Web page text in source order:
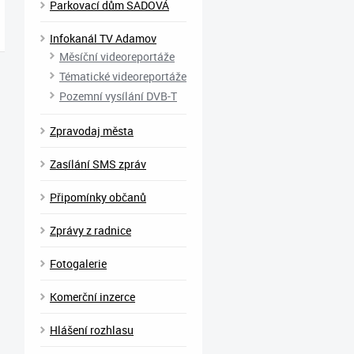
Parkovací dům SADOVÁ
Infokanál TV Adamov
Měsíční videoreportáže
Tématické videoreportáže
Pozemní vysílání DVB-T
Zpravodaj města
Zasílání SMS zpráv
Připomínky občanů
Zprávy z radnice
Fotogalerie
Komerční inzerce
Hlášení rozhlasu